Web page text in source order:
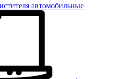
автомобильные